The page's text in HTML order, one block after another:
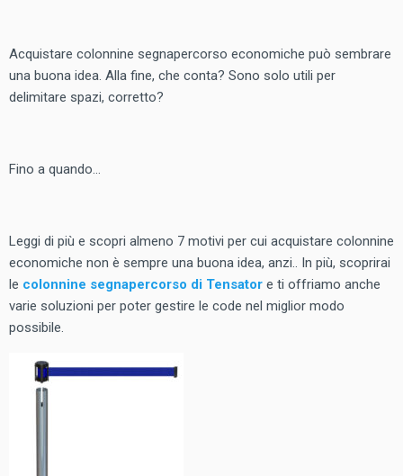
Acquistare colonnine segnapercorso economiche può sembrare
una buona idea. Alla fine, che conta? Sono solo utili per
delimitare spazi, corretto?
Fino a quando…
Leggi di più e scopri almeno 7 motivi per cui acquistare colonnine
economiche non è sempre una buona idea, anzi.. In più, scoprirai
le colonnine segnapercorso di Tensator e ti offriamo anche
varie soluzioni per poter gestire le code nel miglior modo
possibile.